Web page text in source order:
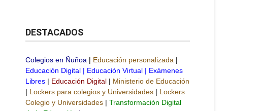
DESTACADOS
Colegios en Ñuñoa | Educación personalizada |
Educación Digital | Educación Virtual | Exámenes
Libres | Educación Digital | Ministerio de Educación
| Lockers para colegios y Universidades | Lockers
Colegio y Universidades | Transformación Digital